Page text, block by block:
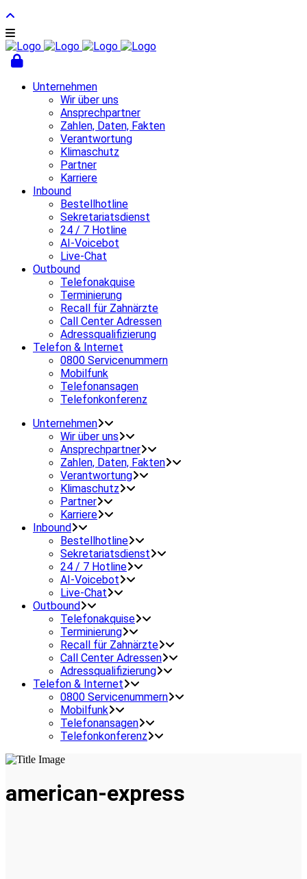
Unternehmen
Wir über uns
Ansprechpartner
Zahlen, Daten, Fakten
Verantwortung
Klimaschutz
Partner
Karriere
Inbound
Bestellhotline
Sekretariatsdienst
24 / 7 Hotline
AI-Voicebot
Live-Chat
Outbound
Telefonakquise
Terminierung
Recall für Zahnärzte
Call Center Adressen
Adressqualifizierung
Telefon & Internet
0800 Servicenummern
Mobilfunk
Telefonansagen
Telefonkonferenz
Unternehmen
Wir über uns
Ansprechpartner
Zahlen, Daten, Fakten
Verantwortung
Klimaschutz
Partner
Karriere
Inbound
Bestellhotline
Sekretariatsdienst
24 / 7 Hotline
AI-Voicebot
Live-Chat
Outbound
Telefonakquise
Terminierung
Recall für Zahnärzte
Call Center Adressen
Adressqualifizierung
Telefon & Internet
0800 Servicenummern
Mobilfunk
Telefonansagen
Telefonkonferenz
american-express